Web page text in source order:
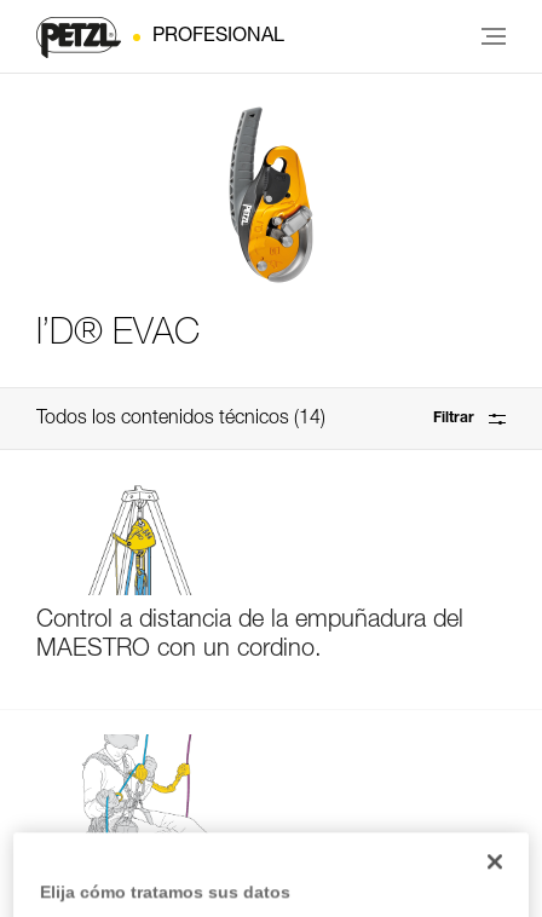
PROFESIONAL
I’D® EVAC
Todos los contenidos técnicos 14 Filtrar
Control a distancia de la empuñadura del
MAESTRO con un cordino.
Descender añadiendo frenado
Elija cómo tratamos sus datos